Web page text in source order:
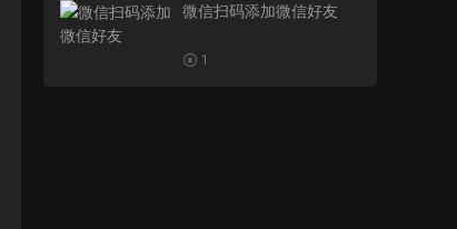
微信扫码添加微信好友
1